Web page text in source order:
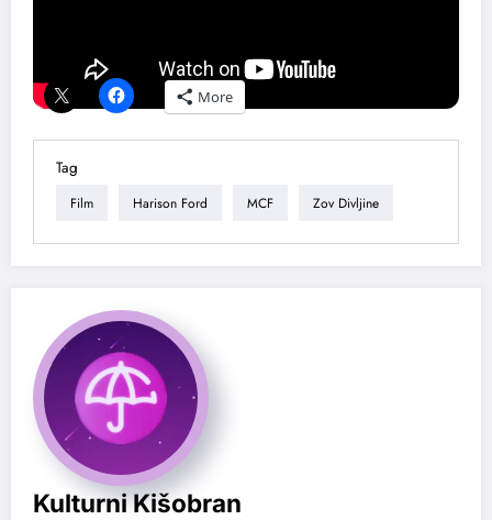
Podeli ovaj tekst ako ti se dopao:
More
Tag
Film Harison Ford MCF Zov Divljine
Kulturni Kišobran